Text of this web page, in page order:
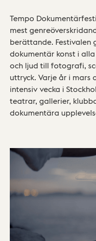
Tempo
mest
berättande. Festivalen
dokumentär konst i
och ljud till fotografi,
uttryck. Varje år i mars
intensiv vecka i
teatrar, gallerier,
dokumentära